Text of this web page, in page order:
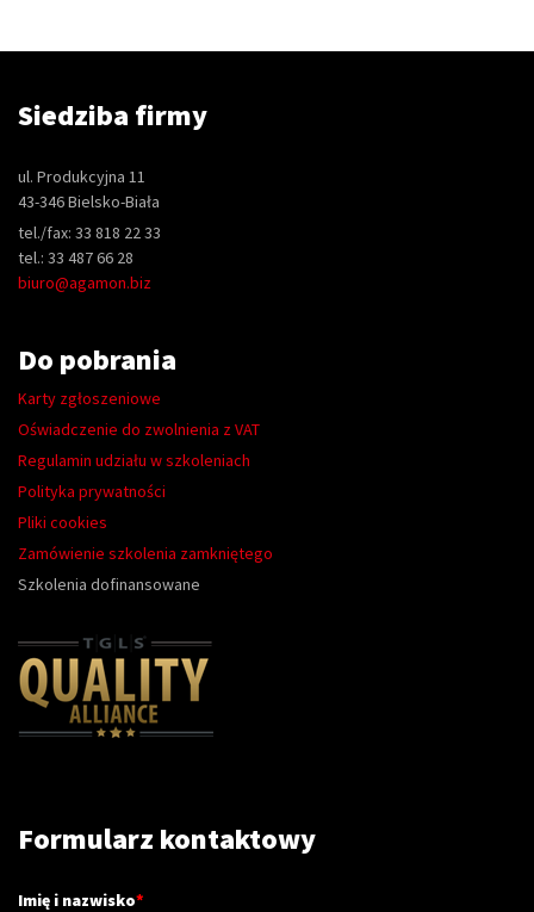
Siedziba firmy
ul. Produkcyjna 11
43-346 Bielsko-Biała
tel./fax: 33 818 22 33
tel.: 33 487 66 28
biuro@agamon.biz
Do pobrania
Karty zgłoszeniowe
Oświadczenie do zwolnienia z VAT
Regulamin udziału w szkoleniach
Polityka prywatności
Pliki cookies
Zamówienie szkolenia zamkniętego
Szkolenia dofinansowane
Formularz kontaktowy
Imię i nazwisko*